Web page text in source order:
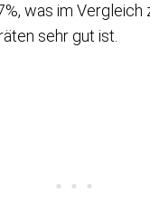
was im Vergleich
sehr gut ist.